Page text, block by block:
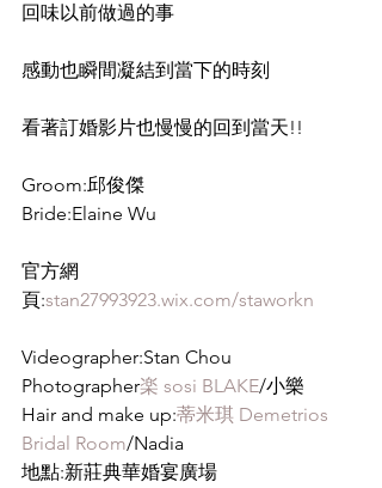
回味以前做過的事
感動也瞬間凝結到當下的時刻
看著訂婚影片也慢慢的回到當天!!
Groom:邱俊傑
Bride:Elaine Wu
官方網
頁:stan27993923.wix.com/staworkn
Videographer:Stan Chou
Photographer楽 sosi BLAKE/小樂
Hair and make up:蒂米琪 Demetrios
Bridal Room/Nadia
地點:新莊典華婚宴廣場